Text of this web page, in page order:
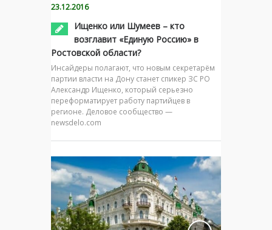
23.12.2016
Ищенко или Шумеев – кто
возглавит «Единую Россию» в
Ростовской области?
Инсайдеры полагают, что новым секретарём
партии власти на Дону станет спикер ЗС РО
Александр Ищенко, который серьезно
переформатирует работу партийцев в
регионе. Деловое сообщество —
newsdelo.com